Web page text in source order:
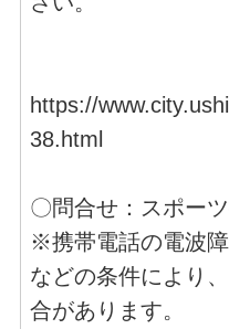
https://
38.html
〇問合せ：スポー
※携帯電話の電波
などの条件により
合があります。